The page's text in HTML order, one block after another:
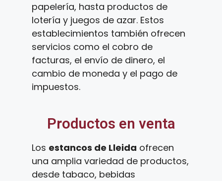
papelería, hasta productos de
lotería y juegos de azar. Estos
establecimientos también ofrecen
servicios como el cobro de
facturas, el envío de dinero, el
cambio de moneda y el pago de
impuestos.
Productos en venta
Los estancos de Lleida ofrecen
una amplia variedad de productos,
desde tabaco, bebidas